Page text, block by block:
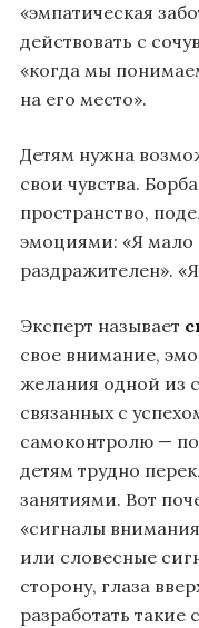
«эмпатическая
действовать с
«когда мы
на его место».
Детям нужна
свои чувства.
пространство,
эмоциями: «Я мало
раздражителен».
Эксперт называет
свое внимание,
желания одной из
связанных с
самоконтролю —
детям трудно
занятиями. Вот
«сигналы
или словесные
сторону, глаза
разработать такие